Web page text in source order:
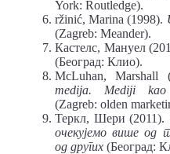
York: Routledge).
ržinić, Marina (1998).
(Zagreb: Meander).
Кастелс, Мануел
(Београд: Клио).
McLuhan, Marshall
medija. Mediji kao
(Zagreb: olden
Теркл, Шери (2011).
очекујемо више од
од других (Београд: